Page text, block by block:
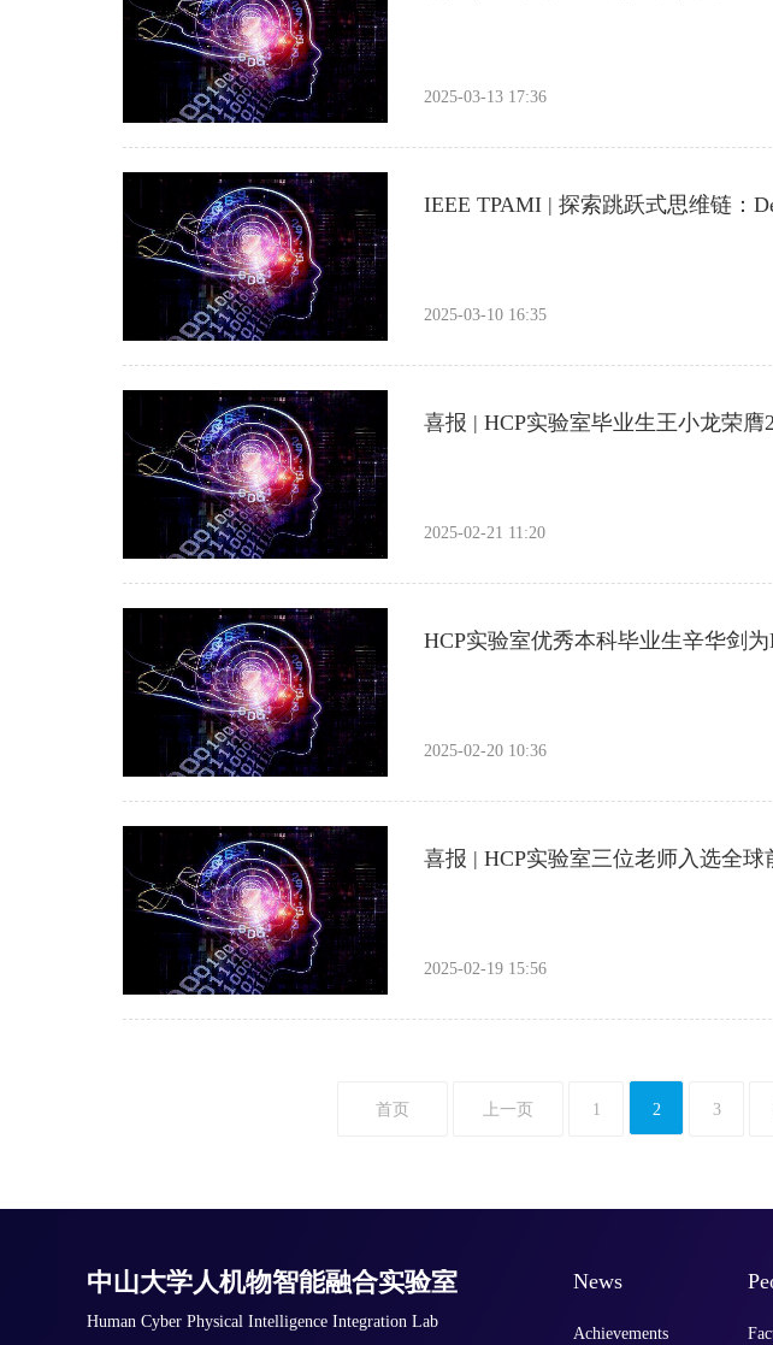
2025-03-13 17:36
IEEE TPAMI | 探索跳跃式思维链：
2025-03-10 16:35
喜报 | HCP实验室毕业生王小龙荣膺
2025-02-21 11:20
HCP实验室优秀本科毕业生辛华剑
2025-02-20 10:36
喜报 | HCP实验室三位老师入选全球
2025-02-19 15:56
首页 上一页 1 2 3
中山大学人机物智能融合实验室
Human Cyber Physical Intelligence Integration Lab
News
Achievements